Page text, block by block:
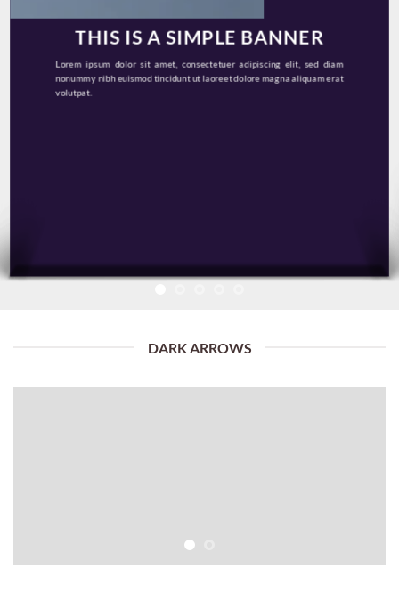
THIS IS A SIMPLE BANNER
Lorem ipsum dolor sit amet, consectetuer adipiscing elit, sed diam
nonummy nibh euismod tincidunt ut laoreet dolore magna aliquam erat
volutpat.
DARK ARROWS